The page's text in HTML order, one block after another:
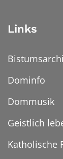
Links
Dominfo
Dommusik
Geistlich
Katholische